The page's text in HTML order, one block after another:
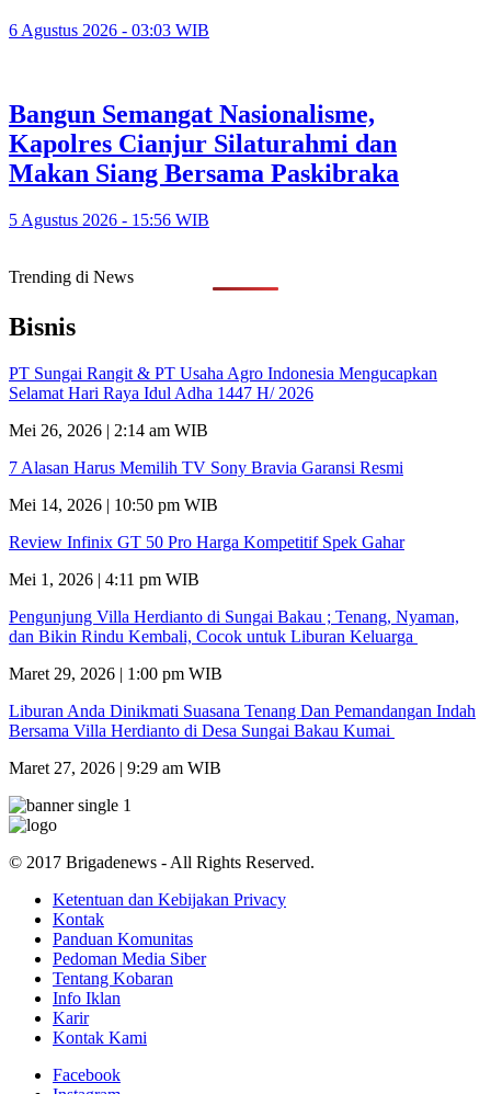
6 Agustus 2026 - 03:03 WIB
Bangun Semangat Nasionalisme,
Kapolres Cianjur Silaturahmi dan
Makan Siang Bersama Paskibraka
5 Agustus 2026 - 15:56 WIB
Trending di News
Bisnis
PT Sungai Rangit & PT Usaha Agro Indonesia Mengucapkan
Selamat Hari Raya Idul Adha 1447 H/ 2026
Mei 26, 2026 | 2:14 am WIB
7 Alasan Harus Memilih TV Sony Bravia Garansi Resmi
Mei 14, 2026 | 10:50 pm WIB
Review Infinix GT 50 Pro Harga Kompetitif Spek Gahar
Mei 1, 2026 | 4:11 pm WIB
Pengunjung Villa Herdianto di Sungai Bakau ; Tenang, Nyaman,
dan Bikin Rindu Kembali, Cocok untuk Liburan Keluarga
Maret 29, 2026 | 1:00 pm WIB
Liburan Anda Dinikmati Suasana Tenang Dan Pemandangan Indah
Bersama Villa Herdianto di Desa Sungai Bakau Kumai
Maret 27, 2026 | 9:29 am WIB
© 2017 Brigadenews - All Rights Reserved.
Ketentuan dan Kebijakan Privacy
Kontak
Panduan Komunitas
Pedoman Media Siber
Tentang Kobaran
Info Iklan
Karir
Kontak Kami
Facebook